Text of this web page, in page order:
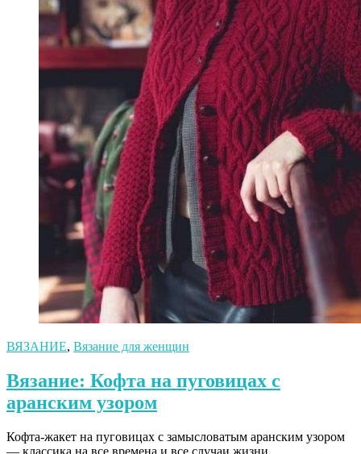
ВЯЗАНИЕ, Вязание для женщин
Вязание: Кофта на пуговицах с
аранским узором
Кофта-жакет на пуговицах с замысловатым аранским узором
— классика на все времена и все случаи жизни.